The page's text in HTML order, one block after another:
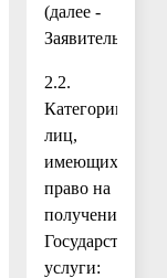
(далее -
Заявитель).
2.2.
Категории
лиц,
имеющих
право на
получение
Государственной
услуги: